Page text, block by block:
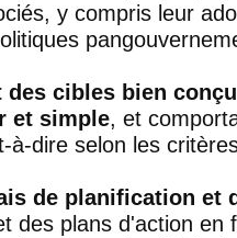
y compris leur
des cibles bien
et simple, et
à-dire selon les
de planification et
des plans d'action en